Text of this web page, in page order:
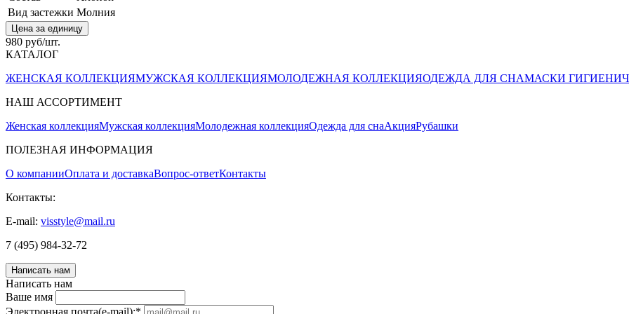
Вид застежки Молния
Цена за единицу
980 руб/шт.
КАТАЛОГ
ЖЕНСКАЯ КОЛЛЕКЦИЯМУЖСКАЯ КОЛЛЕКЦИЯМОЛОДЕЖНАЯ КОЛЛЕКЦИЯОДЕЖДА ДЛЯ СНАМАСКИ
НАШ АССОРТИМЕНТ
Женская коллекцияМужская коллекцияМолодежная коллекцияОдежда для снаАкцияРубашки
ПОЛЕЗНАЯ ИНФОРМАЦИЯ
О компанииОплата и доставкаВопрос-ответКонтакты
Контакты:
E-mail: visstyle@mail.ru
7 (495) 984-32-72
Написать нам
Написать нам
Ваше имя
Электронная почта(e-mail):*